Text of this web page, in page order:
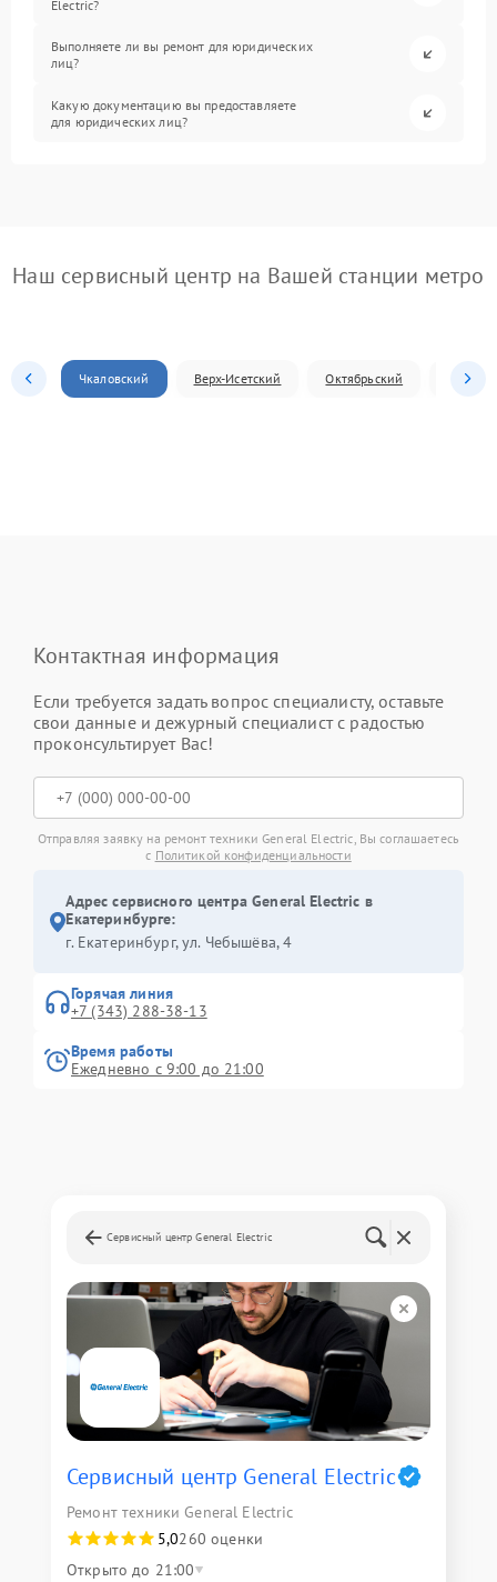
Electric?
Выполняете ли вы ремонт для юридических
лиц?
Какую документацию вы предоставляете
для юридических лиц?
Наш сервисный центр на Вашей станции метро
Чкаловский Верх-Исетский Октябрьский
Контактная информация
Если требуется задать вопрос специалисту, оставьте
свои данные и дежурный специалист с радостью
проконсультирует Вас!
Отправляя заявку на ремонт техники General Electric, Вы соглашаетесь
с Политикой конфиденциальности
Адрес сервисного центра General Electric в
Екатеринбурге:
г. Екатеринбург, ул. Чебышёва, 4
Горячая линия
+7 (343) 288-38-13
Время работы
Ежедневно с 9:00 до 21:00
Сервисный центр General Electric
Сервисный центр General Electric
Ремонт техники General Electric
5,0260 оценки
Открыто до 21:00